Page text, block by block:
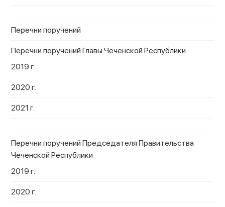
Перечни поручений
Перечни поручений Главы Чеченской Республики
2019 г.
2020 г.
2021 г.
Перечни поручений Председателя Правительства
Чеченской Республики
2019 г.
2020 г.